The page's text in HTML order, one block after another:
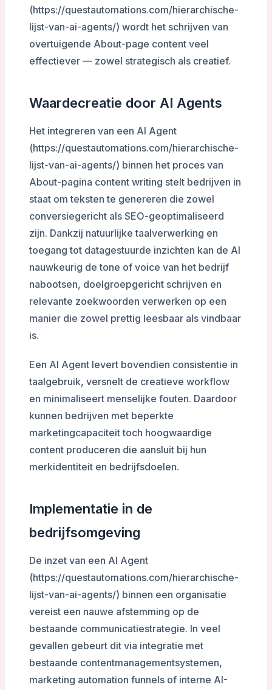
(https://questautomations.com/hierarchische-
lijst-van-ai-agents/) wordt het schrijven van
overtuigende About-page content veel
effectiever — zowel strategisch als creatief.
Waardecreatie door AI Agents
Het integreren van een AI Agent
(https://questautomations.com/hierarchische-
lijst-van-ai-agents/) binnen het proces van
About-pagina content writing stelt bedrijven in
staat om teksten te genereren die zowel
conversiegericht als SEO-geoptimaliseerd
zijn. Dankzij natuurlijke taalverwerking en
toegang tot datagestuurde inzichten kan de AI
nauwkeurig de tone of voice van het bedrijf
nabootsen, doelgroepgericht schrijven en
relevante zoekwoorden verwerken op een
manier die zowel prettig leesbaar als vindbaar
is.
Een AI Agent levert bovendien consistentie in
taalgebruik, versnelt de creatieve workflow
en minimaliseert menselijke fouten. Daardoor
kunnen bedrijven met beperkte
marketingcapaciteit toch hoogwaardige
content produceren die aansluit bij hun
merkidentiteit en bedrijfsdoelen.
Implementatie in de
bedrijfsomgeving
De inzet van een AI Agent
(https://questautomations.com/hierarchische-
lijst-van-ai-agents/) binnen een organisatie
vereist een nauwe afstemming op de
bestaande communicatiestrategie. In veel
gevallen gebeurt dit via integratie met
bestaande contentmanagementsystemen,
marketing automation funnels of interne AI-